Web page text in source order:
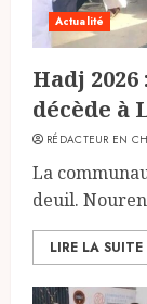
Actualité
Hadj
décède à
RÉDACTEUR EN
La
deuil.
LIRE LA SUITE